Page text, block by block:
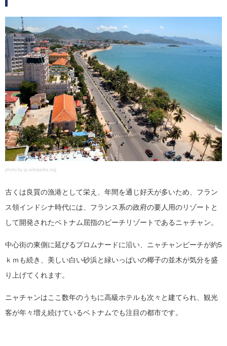
photo by ja.wikipedia.org
古くは良質の漁港として栄え、年間を通じ好天が多いため、フラン
ス領インドシナ時代には、フランス系の政府の要人用のリゾートと
して開発されたベトナム屈指のビーチリゾートであるニャチャン。
中心街の東側に延びるプロムナードに沿い、ニャチャンビーチが約5
ｋｍも続き、美しい白い砂浜と緑いっぱいの椰子の並木が気分を盛
り上げてくれます。
ニャチャンはここ数年のうちに高級ホテルも次々と建てられ、観光
客が年々増え続けているベトナムでも注目の都市です。